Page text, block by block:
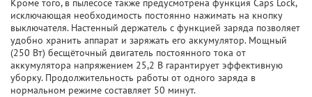
Кроме того, в пылесосе также предусмотрена функция Caps Lock,
исключающая необходимость постоянно нажимать на кнопку
выключателя. Настенный держатель с функцией заряда позволяет
удобно хранить аппарат и заряжать его аккумулятор. Мощный
(250 Вт) бесщёточный двигатель постоянного тока от
аккумулятора напряжением 25,2 В гарантирует эффективную
уборку. Продолжительность работы от одного заряда в
нормальном режиме составляет 50 минут.